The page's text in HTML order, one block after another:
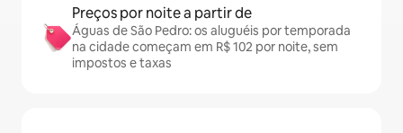
Preços por noite a partir de
Águas de São Pedro: os aluguéis por temporada
na cidade começam em R$ 102 por noite, sem
impostos e taxas